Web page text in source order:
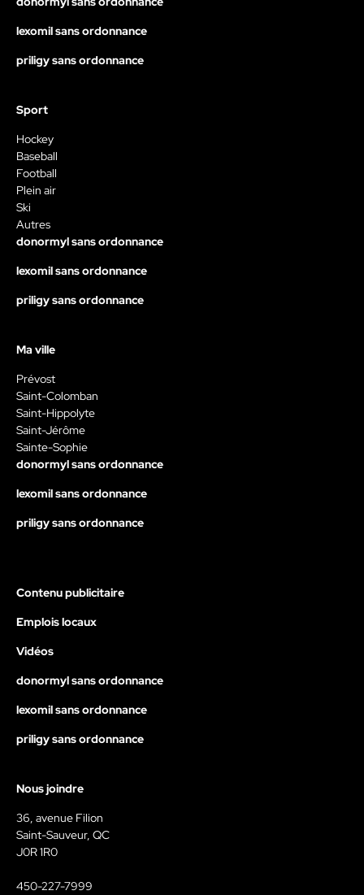
lexomil sans ordonnance
priligy sans ordonnance
Sport
Hockey
Baseball
Football
Plein air
Ski
Autres
donormyl sans ordonnance
lexomil sans ordonnance
priligy sans ordonnance
Ma ville
Prévost
Saint-Colomban
Saint-Hippolyte
Saint-Jérôme
Sainte-Sophie
donormyl sans ordonnance
lexomil sans ordonnance
priligy sans ordonnance
Contenu publicitaire
Emplois locaux
Vidéos
donormyl sans ordonnance
lexomil sans ordonnance
priligy sans ordonnance
Nous joindre
36, avenue Filion
Saint-Sauveur, QC
J0R 1R0
450-227-7999